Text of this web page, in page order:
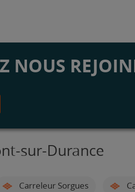
NOUS
sur-Durance
Carreleur Sorgues